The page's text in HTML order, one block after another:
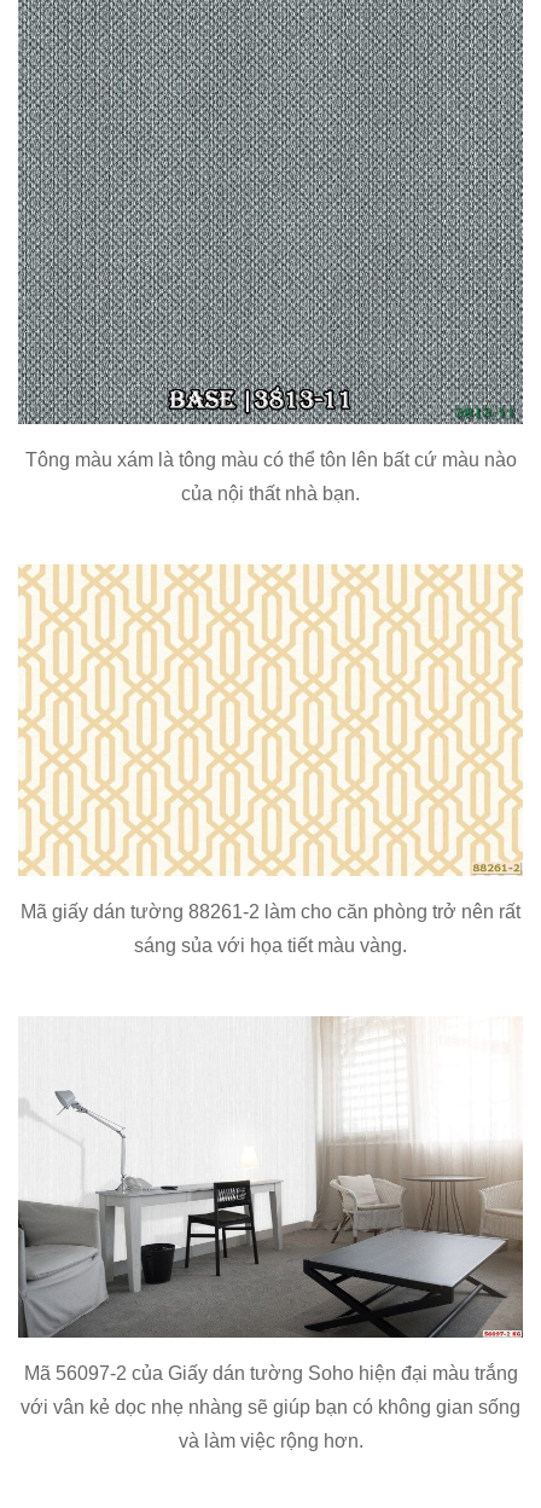
Tông màu xám là tông màu có thể tôn lên bất cứ màu nào
của nội thất nhà bạn.
Mã giấy dán tường 88261-2 làm cho căn phòng trở nên rất
sáng sủa với họa tiết màu vàng.
Mã 56097-2 của Giấy dán tường Soho hiện đại màu trắng
với vân kẻ dọc nhẹ nhàng sẽ giúp bạn có không gian sống
và làm việc rộng hơn.